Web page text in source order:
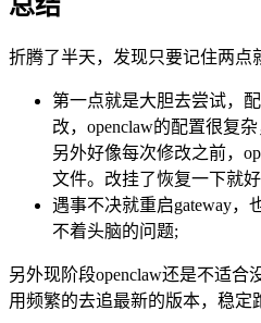
折腾了半天，发现只要记住两点
第一点就是大胆去尝试，
改，openclaw的配置很复
另外好像每次修改之前，
文件。改挂了恢复一下就
遇事不决就重启gateway，
不着头脑的问题;
另外现阶段openclaw还是不适
用频繁的去追最新的版本，稳定